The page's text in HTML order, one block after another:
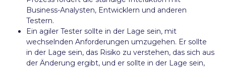
Business-Analysten, Entwicklern und anderen
Testern.
Ein agiler Tester sollte in der Lage sein, mit
wechselnden Anforderungen umzugehen. Er sollte
in der Lage sein, das Risiko zu verstehen, das sich aus
der Änderung ergibt, und er sollte in der Lage sein,